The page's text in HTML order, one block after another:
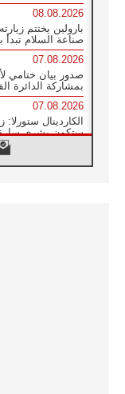
08.08.2026
بارولين يختتم
صناعة السلام تبدأ
07.08.2026
صدور بيان ختامي
بمشاركة الدائرة
07.08.2026
الكاردينال ستورلا:
ستكون بشرى سارة
الفاتيكان يعلن